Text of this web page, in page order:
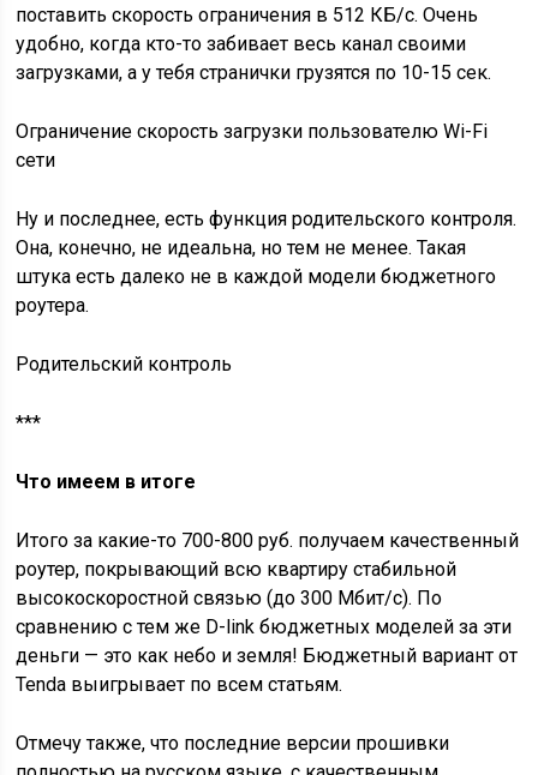
поставить скорость ограничения в 512 КБ/с. Очень
удобно, когда кто-то забивает весь канал своими
загрузками, а у тебя странички грузятся по 10-15 сек.
Ограничение скорость загрузки пользователю Wi-Fi
сети
Ну и последнее, есть функция родительского контроля.
Она, конечно, не идеальна, но тем не менее. Такая
штука есть далеко не в каждой модели бюджетного
роутера.
Родительский контроль
***
Что имеем в итоге
Итого за какие-то 700-800 руб. получаем качественный
роутер, покрывающий всю квартиру стабильной
высокоскоростной связью (до 300 Мбит/с). По
сравнению с тем же D-link бюджетных моделей за эти
деньги — это как небо и земля! Бюджетный вариант от
Tenda выигрывает по всем статьям.
Отмечу также, что последние версии прошивки